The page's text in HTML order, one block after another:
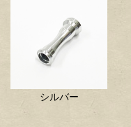
シルバー